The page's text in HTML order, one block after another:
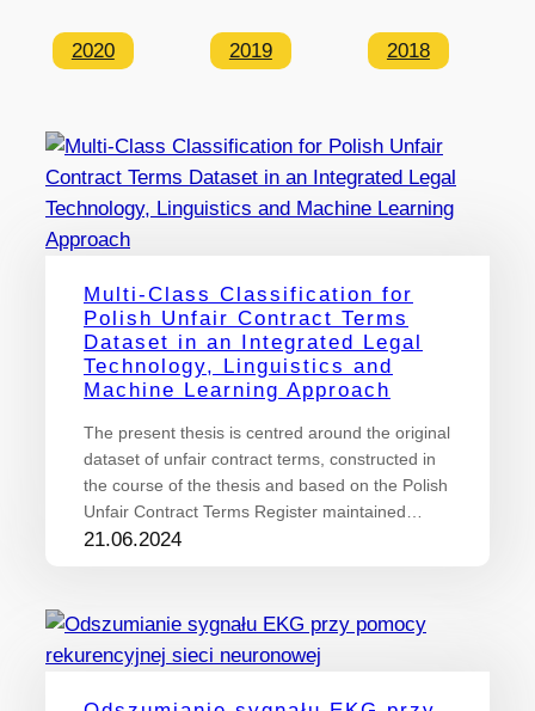
2020 2019 2018
Multi-Class Classification for
Polish Unfair Contract Terms
Dataset in an Integrated Legal
Technology, Linguistics and
Machine Learning Approach
The present thesis is centred around the original
dataset of unfair contract terms, constructed in
the course of the thesis and based on the Polish
Unfair Contract Terms Register maintained…
21.06.2024